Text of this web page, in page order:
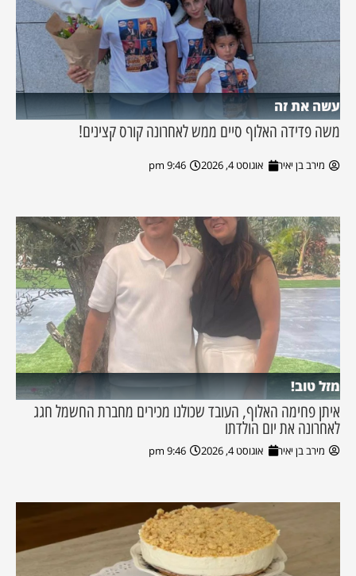
עשה את זה
משה פדידה האלוף סיים ממש לאחרונה קורס קצינים!
מירב בן יאיר אוגוסט 4, 2026 9:46 pm
מזל טוב!
איתן פחימה האלוף, העובד שכולנו מכירים מחברת החשמל חגג
לאחרונה את יום הולדתו
מירב בן יאיר אוגוסט 4, 2026 9:46 pm